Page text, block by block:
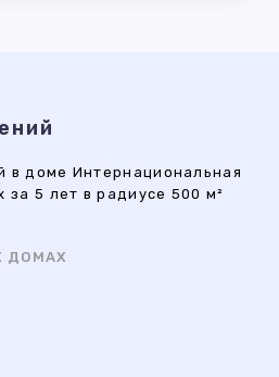
в доме Интернациональная
за 5 лет в радиусе 500 м²
ДОМАХ